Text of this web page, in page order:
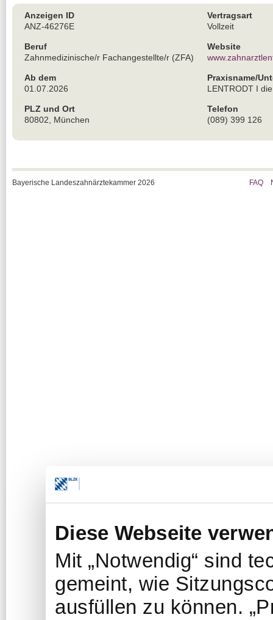
Diese Webseite
Mit „Notwendig“ sind
gemeint, wie
ausfüllen zu können.
Anzeigen ID
ANZ-46276E
Beruf
Zahnmedizinische/r Fachangestellte/r (ZFA)
Ab dem
01.07.2026
PLZ und Ort
80802, München
Vertragsart
Vollzeit
Website
Praxisname/
LENTRODT I
Telefon
(089) 399 126
Bayerische Landeszahnärztekammer 2026 FAQ